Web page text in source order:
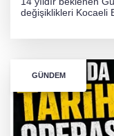
değişiklikleri Kocaeli
GÜNDEM